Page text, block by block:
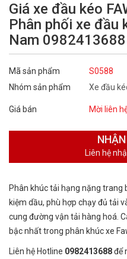
Giá xe đầu kéo
Phân phối xe đầu
Nam 0982413688
Mã sản phẩm
S0588
Nhóm sản phẩm
Xe đầu
Giá bán Mời liên
NHẬN
Liên hệ
Phân khúc tải hạng nặng trang
kiệm dầu, phù hợp chạy đủ tải
cung đường vận tải hàng hoá.
bậc nhất trong phân khúc xe
Liên hệ Hotline 0982413688để